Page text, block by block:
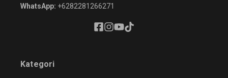
WhatsApp: +6282281266271
Kategori